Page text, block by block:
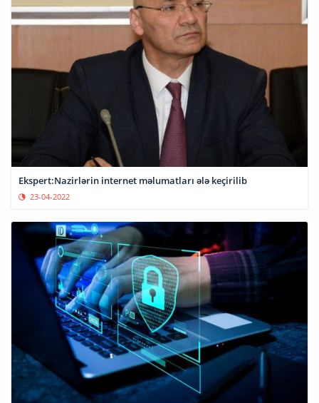
Ekspert:Nazirlərin internet məlumatları ələ keçirilib
23-04-2022